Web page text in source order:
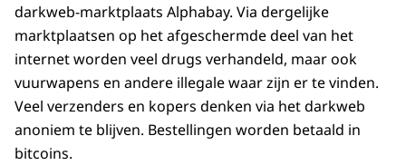
darkweb-marktplaats Alphabay. Via dergelijke
marktplaatsen op het afgeschermde deel van het
internet worden veel drugs verhandeld, maar ook
vuurwapens en andere illegale waar zijn er te vinden.
Veel verzenders en kopers denken via het darkweb
anoniem te blijven. Bestellingen worden betaald in
bitcoins.